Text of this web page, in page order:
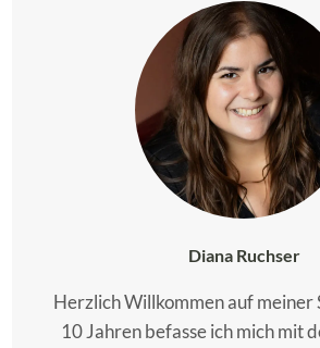
Diana Ruchser
Herzlich Willkommen auf meiner
10 Jahren befasse ich mich mit